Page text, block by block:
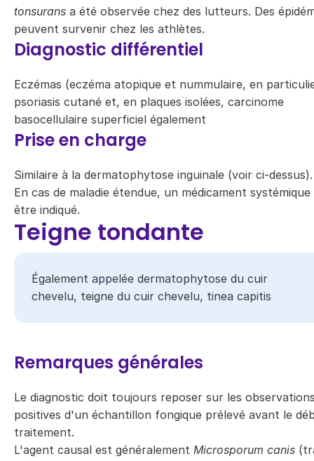
tonsurans a été observée chez des lutteurs. Des
peuvent survenir chez les athlètes.
Diagnostic différentiel
Eczémas (eczéma atopique et nummulaire, en
psoriasis cutané et, en plaques isolées, carcinome
basocellulaire superficiel également
Prise en charge
Similaire à la dermatophytose inguinale (voir ci-dessus).
En cas de maladie étendue, un médicament
être indiqué.
Teigne tondante
Également appelée dermatophytose du cuir
chevelu, teigne du cuir chevelu, tinea capitis​
Remarques générales
Le diagnostic doit toujours reposer sur les
positives d'un échantillon fongique prélevé avant le
traitement.
L'agent causal est généralement Microsporum canis